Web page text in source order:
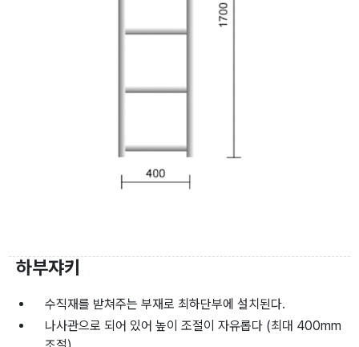
하부쟈키
수직재를 받쳐주는 부재로 최하단부에 설치된다.
나사관으로 되어 있어 높이 조절이 자유롭다 (최대 400mm